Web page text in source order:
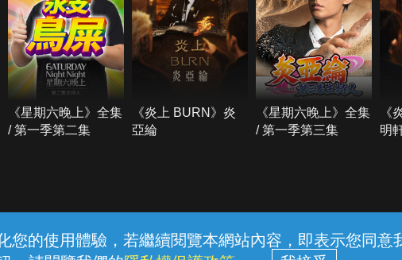
您的使用體驗，若繼續閱覽本網站內容，即表示您同意
《星期六晚上》全集
/ 第一季第二集
《炎上 BURN》炎
亞綸
《星期六晚上》全集
/ 第一季第三集
《
明
線上客服 服務條款 隱私權保護